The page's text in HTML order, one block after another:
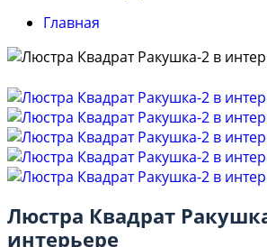
Главная
Люстра Квадрат
интерьере